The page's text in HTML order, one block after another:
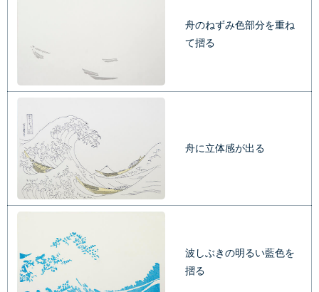
舟のねずみ色部分を重ね
て摺る
舟に立体感が出る
波しぶきの明るい藍色を
摺る